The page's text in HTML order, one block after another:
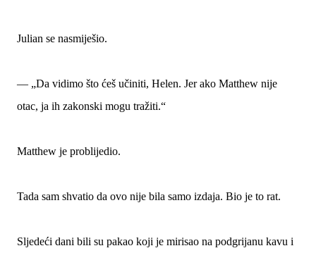
Julian se nasmiješio.
— „Da vidimo što ćeš učiniti, Helen. Jer ako Matthew nije
otac, ja ih zakonski mogu tražiti.“
Matthew je problijedio.
Tada sam shvatio da ovo nije bila samo izdaja. Bio je to rat.
Sljedeći dani bili su pakao koji je mirisao na podgrijanu kavu i